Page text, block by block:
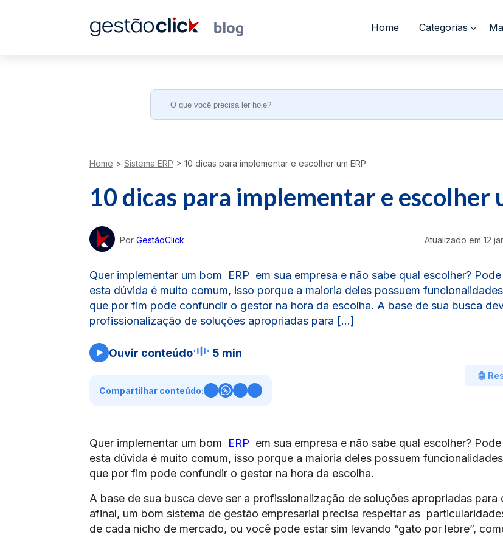
Home Categorias
Search
Home > Sistema ERP > 10 dicas para implementar e escolher um ERP
10 dicas para implementar e escolher
Por GestãoClick Atualizado em 12
Quer implementar um bom ERP em sua empresa e não sabe qual escolher?
esta dúvida é muito comum, isso porque a maioria deles possuem
que por fim pode confundir o gestor na hora da escolha. A base de sua busca
profissionalização de soluções apropriadas para […]
Ouvir conteúdo 5 min
🤖
Compartilhar conteúdo:
Quer implementar um bom ERP em sua empresa e não sabe qual escolher?
esta dúvida é muito comum, isso porque a maioria deles possuem
que por fim pode confundir o gestor na hora da escolha.
A base de sua busca deve ser a profissionalização de soluções apropriadas para
afinal, um bom sistema de gestão empresarial precisa respeitar as
de cada nicho de mercado, ou você pode estar sim levando “gato por lebre”,